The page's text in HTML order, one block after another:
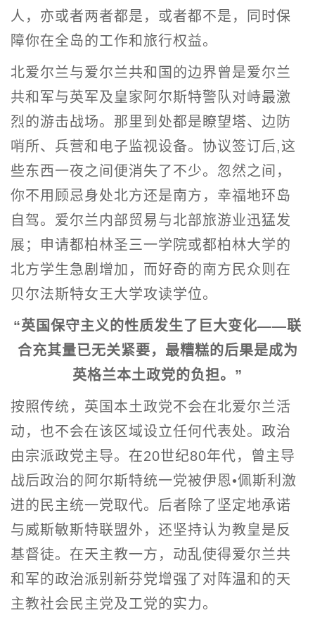
人，亦或者两者都是，或者都不是，同时保
障你在全岛的工作和旅行权益。
北爱尔兰与爱尔兰共和国的边界曾是爱尔兰
共和军与英军及皇家阿尔斯特警队对峙最激
烈的游击战场。那里到处都是瞭望塔、边防
哨所、兵营和电子监视设备。协议签订后,这
些东西一夜之间便消失了不少。忽然之间，
你不用顾忌身处北方还是南方，幸福地环岛
自驾。爱尔兰内部贸易与北部旅游业迅猛发
展；申请都柏林圣三一学院或都柏林大学的
北方学生急剧增加，而好奇的南方民众则在
贝尔法斯特女王大学攻读学位。
“英国保守主义的性质发生了巨大变化——联
合充其量已无关紧要，最糟糕的后果是成为
英格兰本土政党的负担。”
按照传统，英国本土政党不会在北爱尔兰活
动，也不会在该区域设立任何代表处。政治
由宗派政党主导。在20世纪80年代，曾主导
战后政治的阿尔斯特统一党被伊恩•佩斯利激
进的民主统一党取代。后者除了坚定地承诺
与威斯敏斯特联盟外，还坚持认为教皇是反
基督徒。在天主教一方，动乱使得爱尔兰共
和军的政治派别新芬党增强了对阵温和的天
主教社会民主党及工党的实力。